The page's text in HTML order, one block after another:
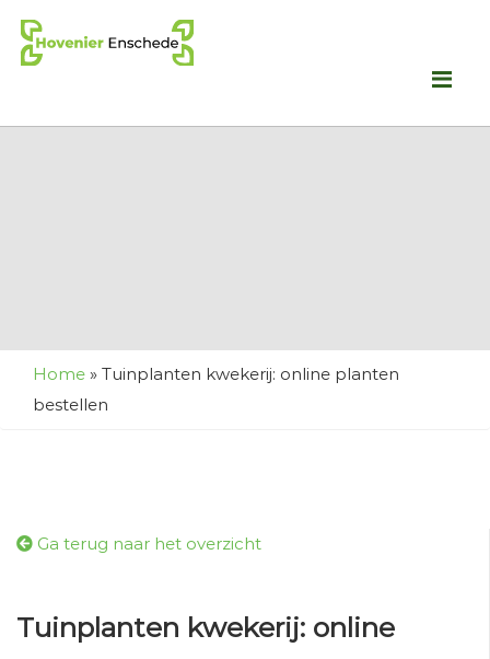
Home » Tuinplanten kwekerij: online planten
bestellen
Ga terug naar het overzicht
Tuinplanten kwekerij: online